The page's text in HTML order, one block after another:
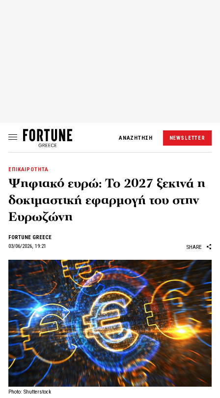
ΑΝΑΖΗΤΗΣΗ NEWSLETTER
ΕΠΙΚΑΙΡΟΤΗΤΑ
Ψηφιακό ευρώ: Το 2027 ξεκινά η
δοκιμαστική εφαρμογή του στην
Ευρωζώνη
FORTUNE GREECE
03/06/2026, 19:21
SHARE
Photo: Shutterstock